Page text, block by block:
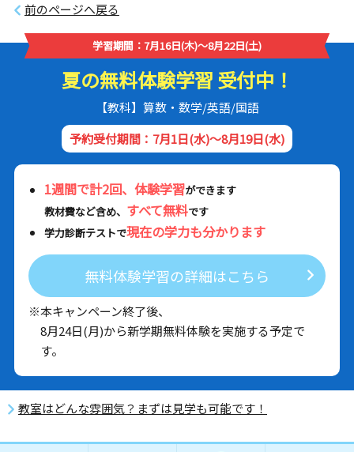
前のページへ戻る
学習期間：7月16日(木)～8月22日(土)
夏の無料体験学習 受付中！
【教科】算数・数学/英語/国語
予約受付期間：7月1日(水)～8月19日(水)
1週間で計2回、体験学習ができます
教材費など含め、 すべて無料です
学力診断テストで現在の学力も分かります
無料体験学習の詳細はこちら
※本キャンペーン終了後、
8月24日(月)から新学期無料体験を実施する予定で
す。
教室はどんな雰囲気？まずは見学も可能です！